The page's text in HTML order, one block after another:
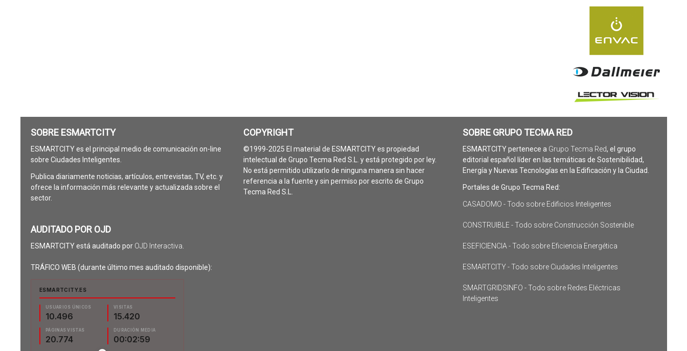
SOBRE ESMARTCITY
ESMARTCITY es el principal medio de comunicación on-line
sobre Ciudades Inteligentes.
Publica diariamente noticias, artículos, entrevistas, TV, etc. y
ofrece la información más relevante y actualizada sobre el
sector.
AUDITADO POR OJD
ESMARTCITY está auditado por OJD Interactiva
TRÁFICO WEB (durante último mes auditado disponible):
COPYRIGHT
©1999-2025 El material de ESMARTCITY es propiedad
intelectual de Grupo Tecma Red S.L. y está protegido por ley.
No está permitido utilizarlo de ninguna manera sin hacer
referencia a la fuente y sin permiso por escrito de Grupo
Tecma Red S.L.
SOBRE GRUPO TECMA RED
ESMARTCITY pertenece a Grupo Tecma Red, el grupo
editorial español líder en las temáticas de Sostenibilidad,
Energía y Nuevas Tecnologías en la Edificación y la Ciudad.
Portales de Grupo Tecma Red:
CASADOMO - Todo sobre Edificios Inteligentes
CONSTRUIBLE - Todo sobre Construcción Sostenible
ESEFICIENCIA - Todo sobre Eficiencia Energética
ESMARTCITY - Todo sobre Ciudades Inteligentes
SMARTGRIDSINFO - Todo sobre Redes Eléctricas
Inteligentes